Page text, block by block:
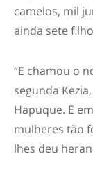
camelos, mil
ainda sete
“E chamou o
segunda
Hapuque. E
mulheres tão
lhes deu